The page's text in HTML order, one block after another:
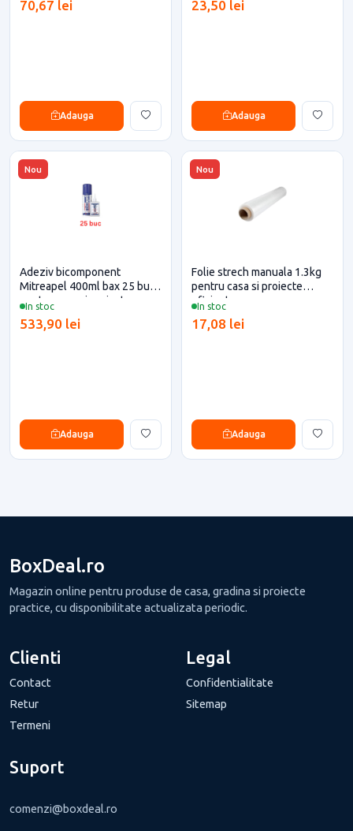
70,67 lei
Adauga
23,50 lei
Adauga
Nou
In stoc
Adeziv bicomponent
Mitreapel 400ml bax 25 buc
pentru casa si proiecte
533,90 lei
Adauga
Nou
In stoc
Folie strech manuala 1.3kg
pentru casa si proiecte
eficiente
17,08 lei
Adauga
BoxDeal.ro
Magazin online pentru produse de casa, gradina si proiecte
practice, cu disponibilitate actualizata periodic.
Clienti
Contact
Retur
Termeni
Legal
Confidentialitate
Sitemap
Suport
comenzi@boxdeal.ro